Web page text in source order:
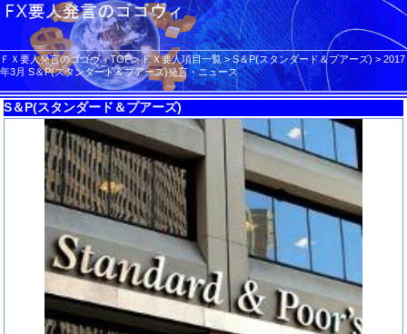
ＦＸ要人発言のゴゴヴィTOP>ＦＸ要人項目一覧>S＆P(スタンダード＆プアーズ) >2017
年3月 S＆P(スタンダード＆プアーズ)発言・ニュース
S＆P(スタンダード＆プアーズ)